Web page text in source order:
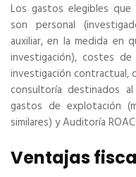
Los gastos elegibles que
son personal
auxiliar, en la medida en
investigación), costes
investigación contractual,
consultoría destinados
gastos de explotación
similares) y Auditoría ROAC.
Ventajas